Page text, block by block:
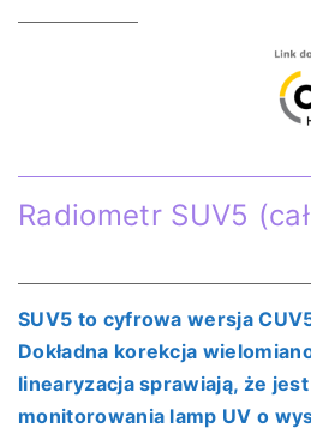
Radiometr SUV5
SUV5 to cyfrowa wersja
Dokładna korekcja
linearyzacja sprawiają, że
monitorowania lamp UV o